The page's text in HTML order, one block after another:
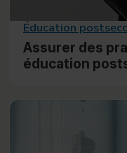
Éducation
Assurer des
éducation